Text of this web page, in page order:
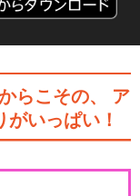
らこその、
ア
いっぱい！